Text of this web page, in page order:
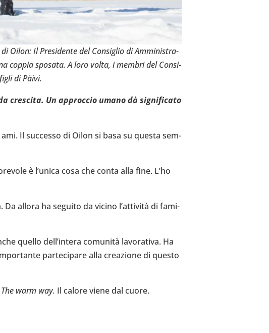
Oilon: Il Pre­si­dente del Con­si­glio di Ammi­ni­stra­
coppia sposata. A loro volta, i membri del Con­si­
di Päivi.
cre­scita. Un approc­cio umano dà signi­fi­cato
Il suc­cesso di Oilon si basa su questa sem­
è l’unica cosa che conta alla fine. L’ho
Da allora ha seguito da vicino l’attività di fami­
quello del­l’in­tera comunità lavo­ra­tiva. Ha
par­te­ci­pare alla crea­zione di questo
warm way. Il calore viene dal cuore.